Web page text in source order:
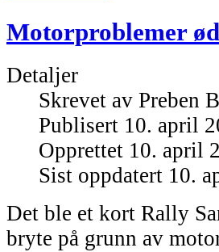
Motorproblemer
Detaljer
Skrevet av Preben
Publisert 10. april
Opprettet 10. april
Sist oppdatert 10.
Det ble et kort Rally
bryte på grunn av